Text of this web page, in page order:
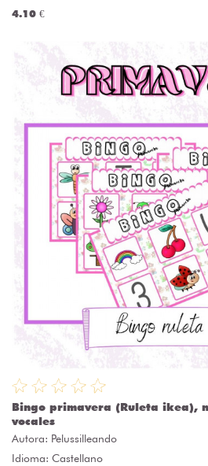
4.10 €
Bingo primavera (Ruleta ikea),
vocales
Autora: Pelussilleando
Idioma: Castellano